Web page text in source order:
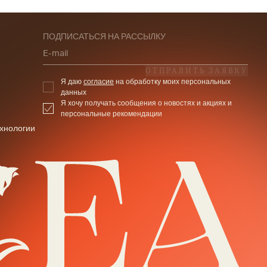
ПОДПИСАТЬСЯ НА РАССЫЛКУ
E-mail
ОТПРАВИТЬ ЗАЯВКУ
Я даю согласие на обработку моих персональных
данных
Я хочу получать сообщения о новостях и акциях и
персональные рекомендации